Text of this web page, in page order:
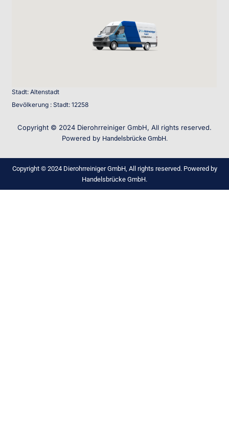
Stadt: Altenstadt
Bevölkerung : Stadt: 12258
Copyright © 2024 Dierohrreiniger GmbH, All rights reserved.
Powered by Handelsbrücke GmbH.
Copyright © 2024 Dierohrreiniger GmbH, All rights reserved. Powered by
Handelsbrücke GmbH.